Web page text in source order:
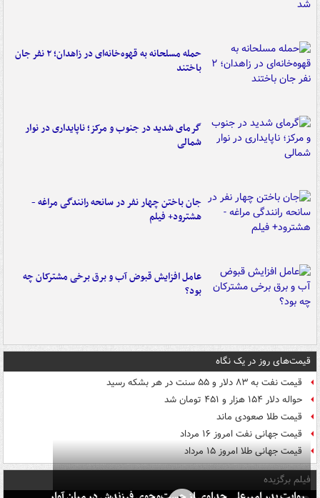
حمله مسلحانه به قهوه‌خانه‌ای در زاهدان؛ ۲ نفر جان
باختند
گرمای شدید در جنوب و مرکز؛ ناپایداری در نوار
شمالی
جان باختن چهار نفر در سانحه رانندگی مراغه -
هشترود+ فیلم
عامل افزایش قبوض آب و برق برخی مشترکان چه
بود؟
قیمت‌های روز در یک نگاه
قیمت نفت به ۸۳ دلار و ۵۵ سنت در هر بشکه رسید
حواله دلار ۱۵۴ هزار و ۴۵۱ تومان شد
قیمت طلا صعودی ماند
قیمت جهانی نفت امروز ۱۶ مرداد
قیمت جهانی طلا امروز ۱۵ مرداد
فیلم برگزیده